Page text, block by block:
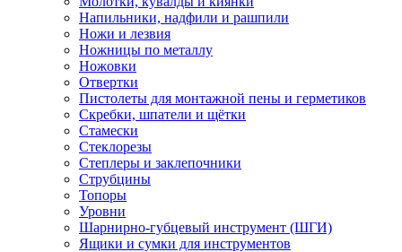
Напильники, надфили и рашпили
Ножи и лезвия
Ножницы по металлу
Ножовки
Отвертки
Пистолеты для монтажной пены и герметиков
Скребки, шпатели и щётки
Стамески
Стеклорезы
Степлеры и заклепочники
Струбцины
Топоры
Уровни
Шарнирно-губцевый инструмент (ШГИ)
Ящики и сумки для инструментов